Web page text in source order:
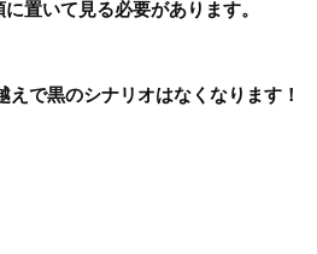
置いて見る必要があります。
えで黒のシナリオはなくなります！